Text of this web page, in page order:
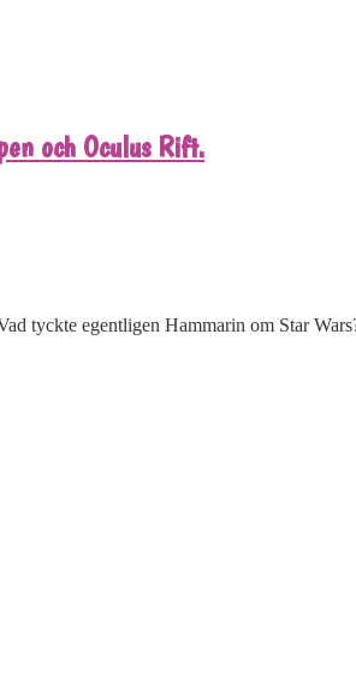
och Oculus Rift.
tyckte egentligen Hammarin om Star